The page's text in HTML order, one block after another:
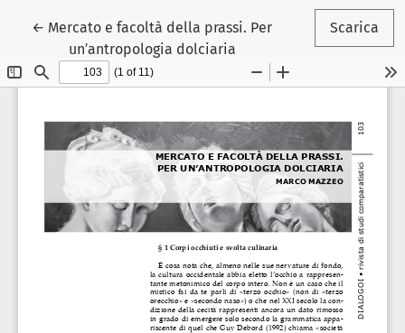
← Ritorna ai dettagli dell'articolo
Mercato e facoltà della prassi. Per
un′antropologia dolciaria
Scarica